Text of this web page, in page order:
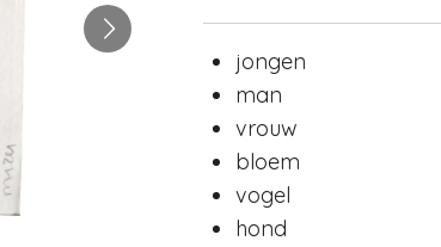
jongen
man
vrouw
bloem
vogel
hond